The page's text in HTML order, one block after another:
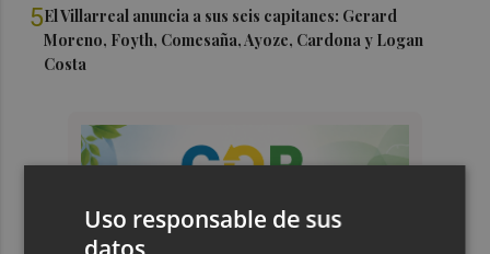
5El Villarreal anuncia a sus seis capitanes: Gerard
Moreno, Foyth, Comesaña, Ayoze, Cardona y Logan
Costa
Uso responsable de sus